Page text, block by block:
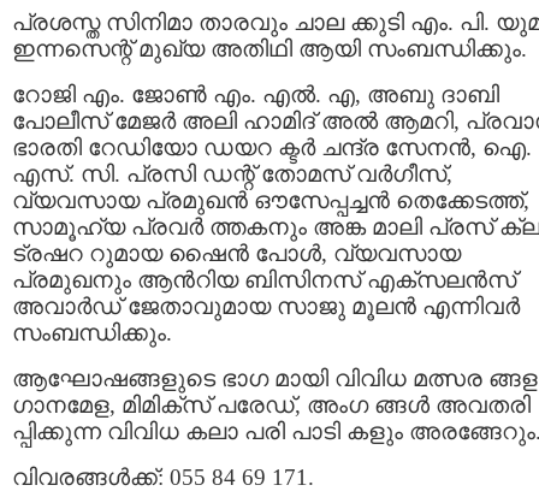
പ്രശസ്ത സിനിമാ താരവും ചാല ക്കുടി എം. പി.
ഇന്നസെന്റ് മുഖ്യ അതിഥി ആയി സംബന്ധിക്കും.
റോജി എം. ജോൺ എം. എൽ. എ, അബു ദാബി
പോലീസ് മേജർ അലി ഹാമിദ് അൽ ആമറി,
ഭാരതി റേഡിയോ ഡയറ ക്ടർ ചന്ദ്ര സേനൻ, ഐ.
എസ്. സി. പ്രസി ഡന്റ് തോമസ് വർഗീസ്,
വ്യവസായ പ്രമുഖൻ ഔസേപ്പച്ചൻ തെക്കേടത്ത്,
സാമൂഹ്യ പ്രവർ ത്തകനും അങ്ക മാലി പ്രസ്
ട്രഷറ റുമായ ഷൈൻ പോൾ, വ്യവസായ
പ്രമുഖനും ആൻറിയ ബിസിനസ് എക്സലൻസ്
അവാർഡ് ജേതാവുമായ സാജു മൂലൻ എന്നിവർ
സംബന്ധിക്കും.
ആഘോഷങ്ങളുടെ ഭാഗ മായി വിവിധ മത്സര
ഗാനമേള, മിമിക്സ് പരേഡ്, അംഗ ങ്ങൾ അവതരി
പ്പിക്കുന്ന വിവിധ കലാ പരി പാടി കളും
വിവരങ്ങൾക്ക്: 055 84 69 171.